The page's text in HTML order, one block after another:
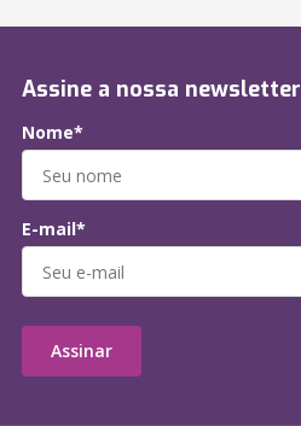
Assine a nossa newsletter
Nome*
E-mail*
Assinar